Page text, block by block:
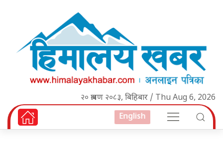
२० श्रावण २०८३, बिहिबार / Thu Aug 6, 2026
English